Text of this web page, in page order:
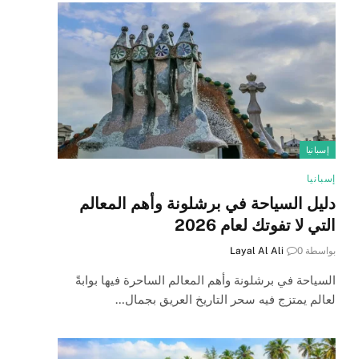
إسبانيا
إسبانيا
دليل السياحة في برشلونة وأهم المعالم
التي لا تفوتك لعام 2026
بواسطة Layal Al Ali 0
السياحة في برشلونة وأهم المعالم الساحرة فيها بوابةً
لعالم يمتزج فيه سحر التاريخ العريق بجمال…